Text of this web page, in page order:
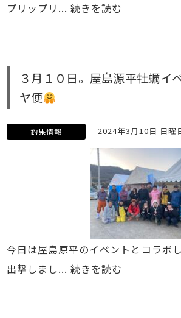
プリップリ...続きを読む
３月１０日。屋島源平牡蠣イ
ヤ便
釣果情報 2024年3月10日 日曜
今日は屋島原平のイベントとコラボ
出撃しまし...続きを読む